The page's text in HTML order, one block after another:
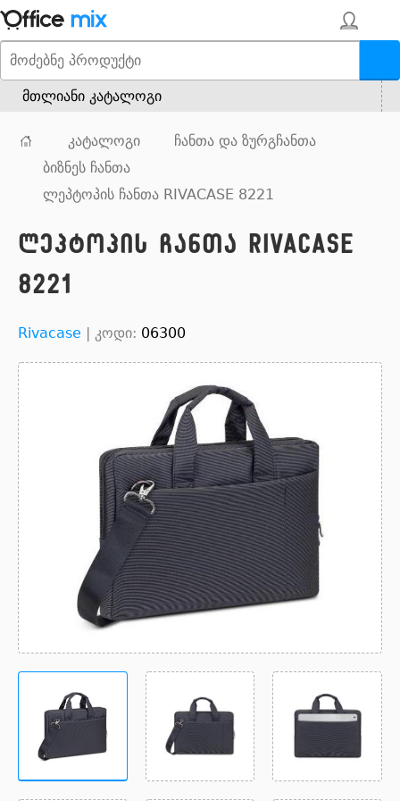
მთლიანი კატალოგი
კატალოგი
ჩანთა და ზურგჩანთა
ბიზნეს ჩანთა
ლეპტოპის ჩანთა RIVACASE 8221
ლეპტოპის ჩანთა RIVACASE
8221
Rivacase | კოდი: 06300